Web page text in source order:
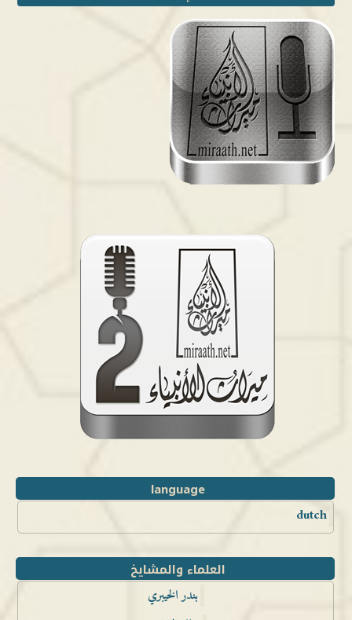
language
dutch
العلماء والمشايخ
بندر الخيبري